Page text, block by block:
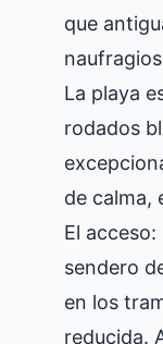
que
La playa
rodados
de calma,
El
sendero
en los
reducida.